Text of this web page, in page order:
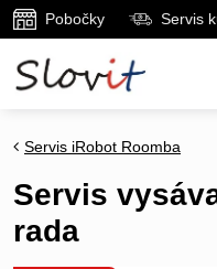
Pobočky Servis
Servis iRobot Roomba
Servis
rada